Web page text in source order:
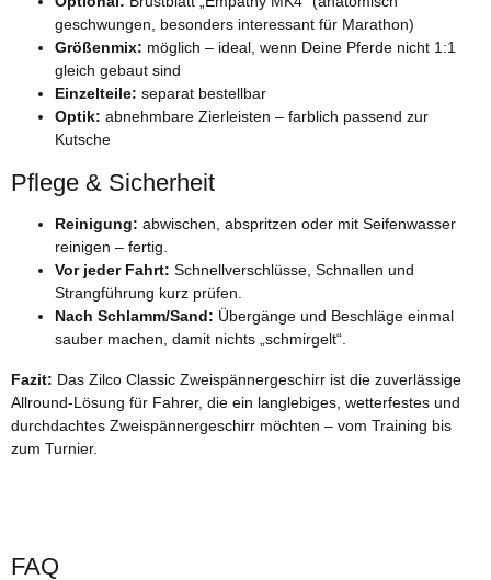
geschwungen, besonders interessant für Marathon)
Größenmix: möglich – ideal, wenn Deine Pferde nicht 1:1
gleich gebaut sind
Einzelteile: separat bestellbar
Optik: abnehmbare Zierleisten – farblich passend zur
Kutsche
Pflege & Sicherheit
Reinigung: abwischen, abspritzen oder mit Seifenwasser
reinigen – fertig.
Vor jeder Fahrt: Schnellverschlüsse, Schnallen und
Strangführung kurz prüfen.
Nach Schlamm/Sand: Übergänge und Beschläge einmal
sauber machen, damit nichts „schmirgelt“.
Fazit: Das Zilco Classic Zweispännergeschirr ist die zuverlässige
Allround-Lösung für Fahrer, die ein langlebiges, wetterfestes und
durchdachtes Zweispännergeschirr möchten – vom Training bis
zum Turnier.
FAQ